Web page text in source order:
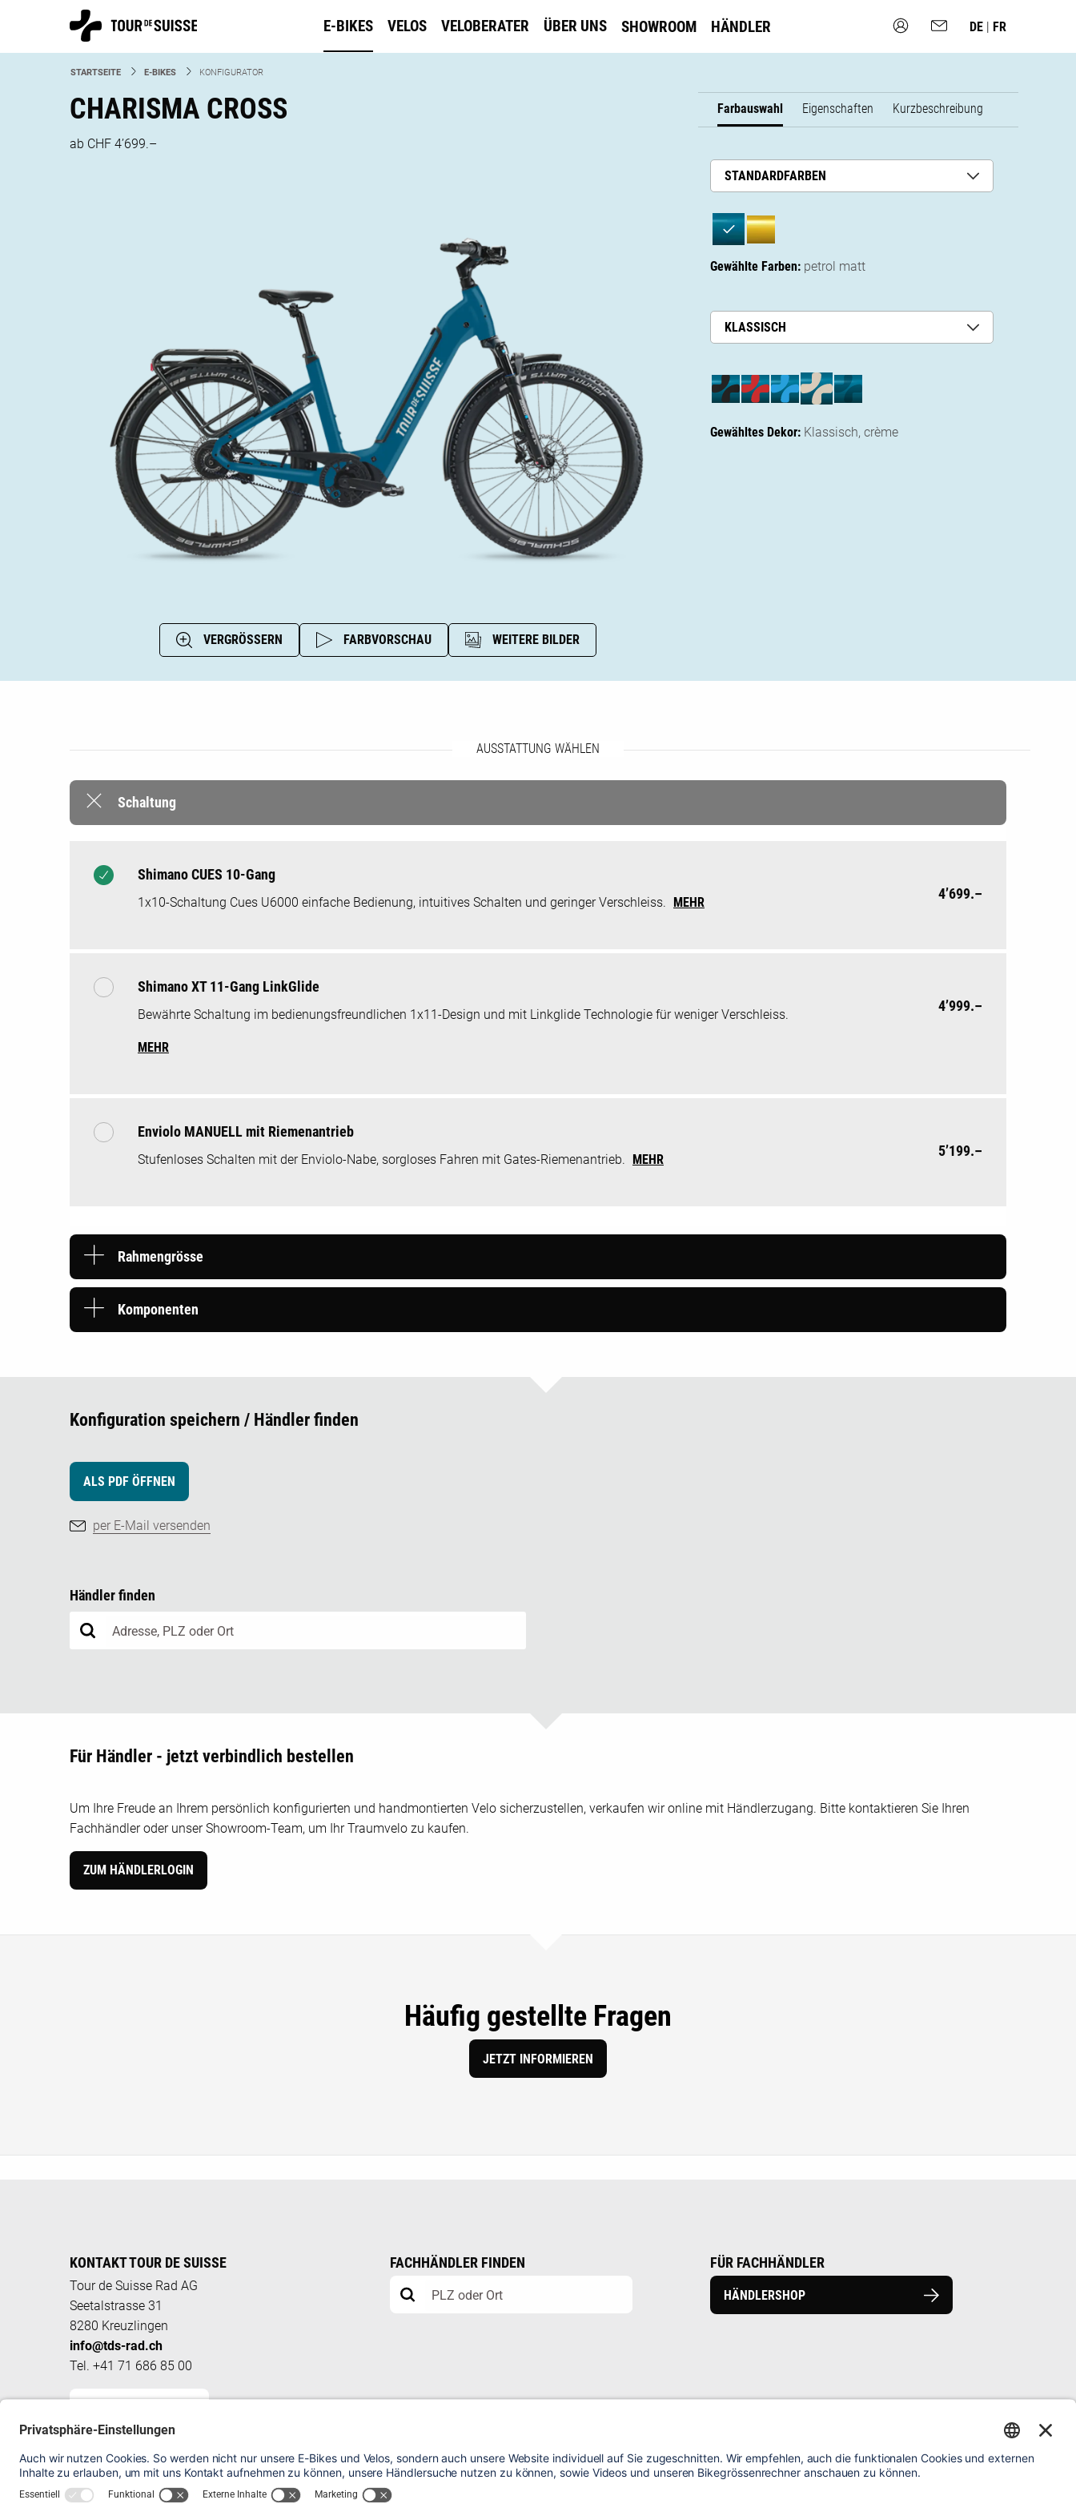
E-BIKES VELOS VELOBERATER ÜBER UNS SHOWROOM HÄNDLER DE | FR
STARTSEITE E-BIKES CURRENT:
KONFIGURATOR
CHARISMA CROSS
ab CHF 4’699.–
VERGRÖSSERN FARBVORSCHAU WEITERE BILDER
Farbauswahl Eigenschaften Kurzbeschreibung
STANDARDFARBEN
Gewählte Farben: petrol matt
KLASSISCH
Gewähltes Dekor: Klassisch, crème
AUSSTATTUNG WÄHLEN
Schaltung
Shimano CUES 10-Gang
1x10-Schaltung Cues U6000 einfache Bedienung, intuitives Schalten und geringer Verschleiss. MEHR
4’699.–
Shimano XT 11-Gang LinkGlide
Bewährte Schaltung im bedienungsfreundlichen 1x11-Design und mit Linkglide Technologie für weniger Verschleiss.
MEHR
4’999.–
Enviolo MANUELL mit Riemenantrieb
Stufenloses Schalten mit der Enviolo-Nabe, sorgloses Fahren mit Gates-Riemenantrieb. MEHR
5’199.–
Rahmengrösse
Komponenten
Konfiguration speichern / Händler finden
ALS PDF ÖFFNEN
per E-Mail versenden
Händler finden
Für Händler - jetzt verbindlich bestellen
Um Ihre Freude an Ihrem persönlich konfigurierten und handmontierten Velo sicherzustellen, verkaufen wir online mit Händlerzugang. Bitte kontaktieren Sie Ihren
Fachhändler oder unser Showroom-Team, um Ihr Traumvelo zu kaufen.
ZUM HÄNDLERLOGIN
Häufig gestellte Fragen
JETZT INFORMIEREN
KONTAKT TOUR DE SUISSE
Tour de Suisse Rad AG
Seetalstrasse 31
8280 Kreuzlingen
info@tds-rad.ch
Tel. +41 71 686 85 00
FACHHÄNDLER FINDEN FÜR FACHHÄNDLER
HÄNDLERSHOP
HÄUFIG GESTELLTE FRAGEN VELO REGISTRIEREN IMPRESSUM